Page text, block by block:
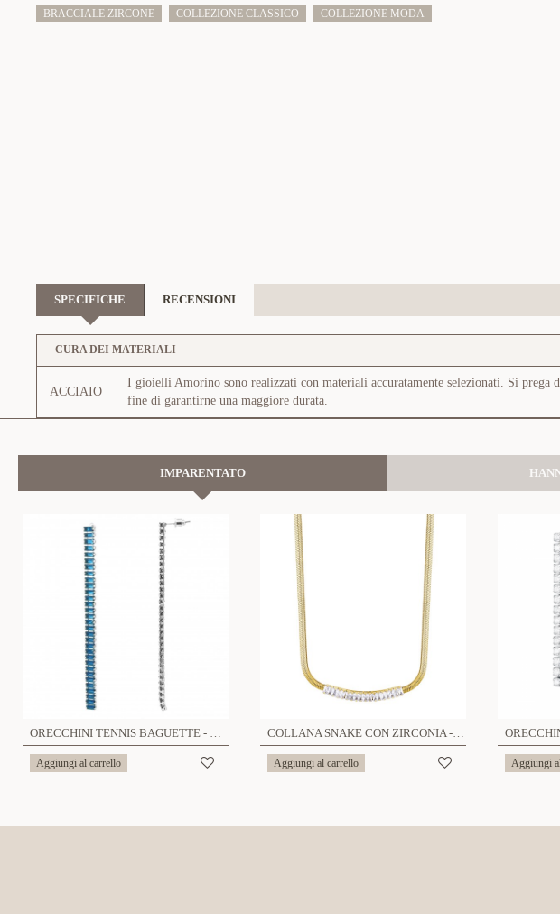
BRACCIALE ZIRCONE
COLLEZIONE CLASSICO COLLEZIONE MODA
SPECIFICHE RECENSIONI
CURA DEI MATERIALI
ACCIAIO
I gioielli Amorino sono realizzati con materiali accuratamente selezionati. Si prega
fine di garantirne una maggiore durata.
IMPARENTATO
ORECCHINI TENNIS BAGUETTE - QJ227776D69
Aggiungi al carrello
COLLANA SNAKE CON ZIRCONIA - AG2235104B97
Aggiungi al carrello Aggiungi